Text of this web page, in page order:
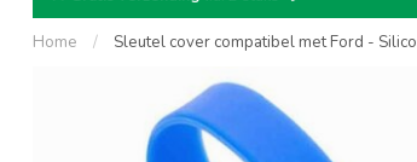
Home / Sleutel cover compatibel met Ford -